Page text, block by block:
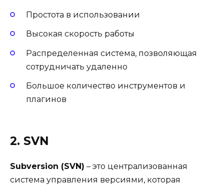
Простота в использовании
Высокая скорость работы
Распределенная система, позволяющая
сотрудничать удаленно
Большое количество инструментов и
плагинов
2. SVN
Subversion (SVN) – это централизованная
система управления версиями, которая